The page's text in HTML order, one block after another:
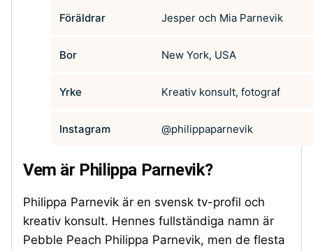
Föräldrar Jesper och Mia Parnevik
Bor New York, USA
Yrke Kreativ konsult, fotograf
Instagram @philippaparnevik
Vem är Philippa Parnevik?
Philippa Parnevik är en svensk tv-profil och
kreativ konsult. Hennes fullständiga namn är
Pebble Peach Philippa Parnevik, men de flesta